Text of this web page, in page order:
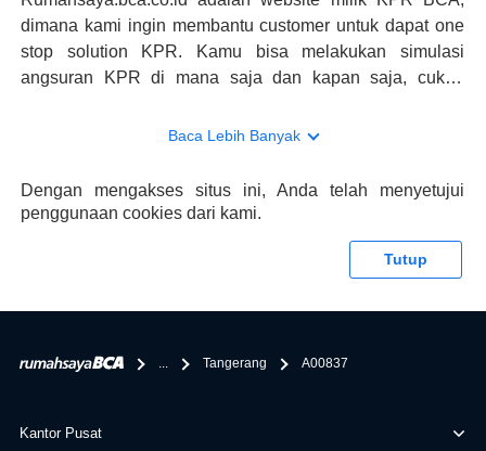
dimana kami ingin membantu customer untuk dapat one
stop solution KPR. Kamu bisa melakukan simulasi
angsuran KPR di mana saja dan kapan saja, cukup
konsultasi mengenai KPR, maka ada layanan live chat
memberikan keuntungan yang berlipat, persyaratan
pengajuan KPR BCA juga sangat mudah, kamu bisa cek
tentang properti disini BCA hanya sebagai pihak
bertanggung jawab terhadap informasi yang rekanan
Baca Lebih Banyak
Dengan mengakses situs ini, Anda telah menyetujui
penggunaan cookies dari kami.
Tutup
... Tangerang A00837
Kantor Pusat